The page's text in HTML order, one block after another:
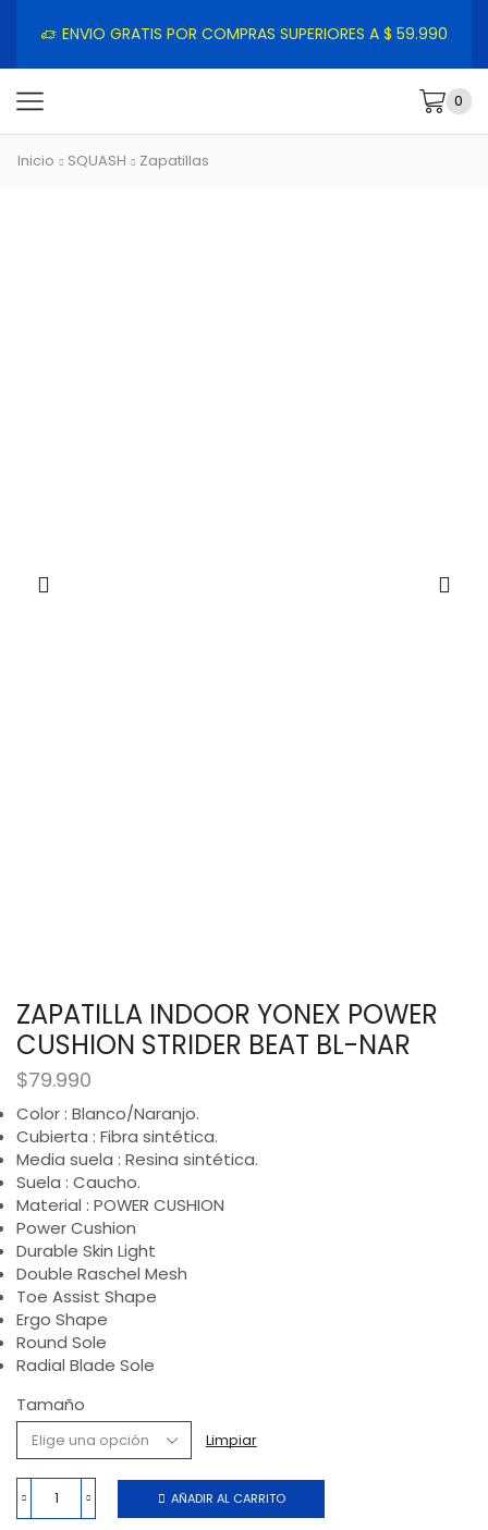
ENVIO GRATIS POR COMPRAS SUPERIORES A $ 59.990
0
Inicio SQUASH Zapatillas
ZAPATILLA INDOOR YONEX POWER
CUSHION STRIDER BEAT BL-NAR
$79.990
Color : Blanco/Naranjo.
Cubierta : Fibra sintética.​
Media suela : Resina sintética.
Suela : Caucho.
Material : POWER CUSHION
Power Cushion
Durable Skin Light
Double Raschel Mesh
Toe Assist Shape
Ergo Shape
Round Sole
Radial Blade Sole
Tamaño
Limpiar
AÑADIR AL CARRITO